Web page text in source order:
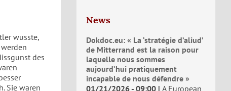
wusste,
des
Sie waren
News
Dokdoc.eu: « La ‘stratégie d’aliud’
de Mitterrand est la raison pour
laquelle nous sommes
aujourd’hui pratiquement
incapable de nous défendre »
01/21/2026 - 09:00 A European